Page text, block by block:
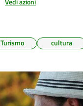
Turismo cultura